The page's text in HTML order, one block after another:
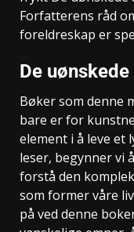
Forfatterens råd
foreldreskap er
De
Bøker som denne
bare er for
element i å leve et
leser, begynner vi
forstå den
som former våre
på ved denne